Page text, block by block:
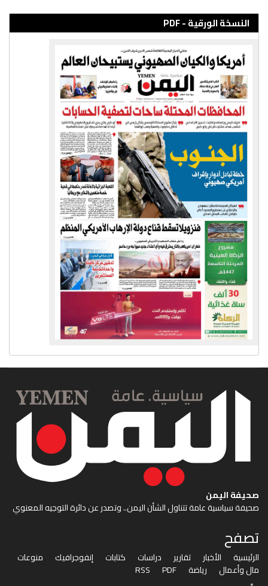
النسخة الورقية - PDF
صحيفة اليمن
صحيفة سياسية عامة تتناول الشأن اليمن.. وتصدر عن دائرة التوجيه المعنوي
تصفح
الرئيسية الأخبار تقارير دراسات كتابات إنفوجرافيك
منوعات
مال وأعمال
رياضة PDF
RSS